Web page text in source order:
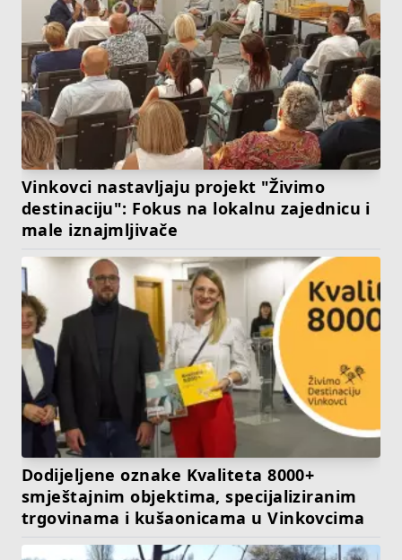
Vinkovci nastavljaju projekt "Živimo
destinaciju": Fokus na lokalnu zajednicu i
male iznajmljivače
Dodijeljene oznake Kvaliteta 8000+
smještajnim objektima, specijaliziranim
trgovinama i kušaonicama u Vinkovcima